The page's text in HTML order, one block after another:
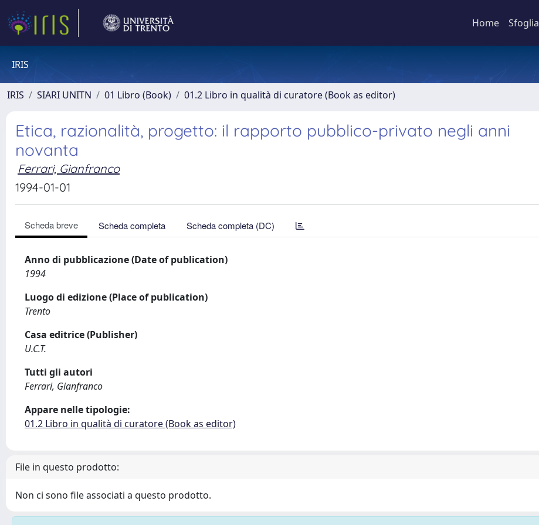
Home Sfoglia
IRIS
IRIS SIARI UNITN 01 Libro (Book) 01.2 Libro in qualità di curatore (Book as editor)
Etica, razionalità, progetto: il rapporto pubblico-privato negli anni
novanta
Ferrari, Gianfranco
1994-01-01
Scheda breve Scheda completa Scheda completa (DC)
Anno di pubblicazione (Date of publication)
1994
Luogo di edizione (Place of publication)
Trento
Casa editrice (Publisher)
U.C.T.
Tutti gli autori
Ferrari, Gianfranco
Appare nelle tipologie:
01.2 Libro in qualità di curatore (Book as editor)
File in questo prodotto:
Non ci sono file associati a questo prodotto.